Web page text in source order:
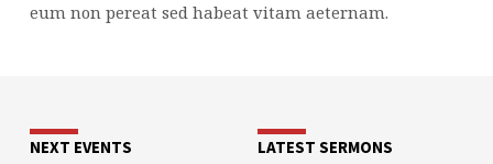
eum non pereat sed habeat vitam aeternam.
NEXT EVENTS LATEST SERMONS